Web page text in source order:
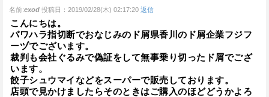
名前:exod 投稿日：2019/02/28(木) 02:17:20 返信
こんにちは。
パワハラ指切断でおなじみのド屑県香川のド屑企業フジフ
ーヅでございます。
裁判も会社ぐるみで偽証をして無事乗り切ったド屑でござ
います。
餃子シュウマイなどをスーパーで販売しております。
店頭で見かけましたらそのときはご購入のほどどうかよろ